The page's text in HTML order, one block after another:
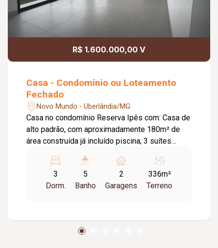
R$ 1.600.000,00 V
Casa - Condomínio ou Loteamento
Fechado
Novo Mundo - Uberlândia/MG
Casa no condomínio Reserva Ipês com: Casa de
alto padrão, com aproximadamente 180m² de
área construída já incluído piscina; 3 suítes
padrões. banheiros com pias de granito via
láctea; Boiler de água quente nos banheiros,
cozinha e área gourmet; Área gourmet integrada
Escritório; Sala e copa com pé direito de 4,5m;
3
Dorm.
5
Banho
2
Garagens
336m²
Terreno